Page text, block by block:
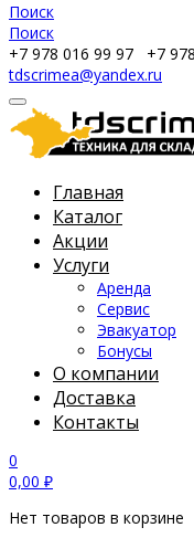
Поиск
Поиск
+7 978 016 99 97
+7
tdscrimea@yandex.ru
Главная
Каталог
Акции
Услуги
Аренда
Сервис
Эвакуатор
Бонусы
О компании
Доставка
Контакты
0
0,00 ₽
Нет товаров в корзине